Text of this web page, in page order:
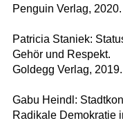
Penguin Verlag, 2020.
Patricia Staniek:
Gehör und Respekt.
Goldegg Verlag, 2019.
Gabu Heindl:
Radikale Demokratie